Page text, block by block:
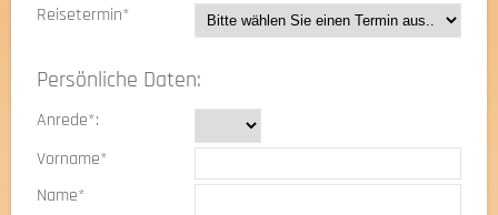
Reisetermin*
Persönliche Daten:
Anrede*:
Vorname*
Name*